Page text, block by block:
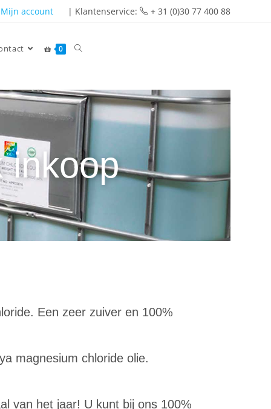
Mijn account | Klantenservice: + 31 (0)30 77 400 88
0
inkoop
Een zeer zuiver en 100%
magnesium chloride olie.
van het jaar! U kunt bij ons 100%